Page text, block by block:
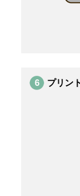
6 プリン